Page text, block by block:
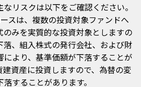
リスクは以下をご確認ください。
スは、複数の投資対象ファンドへ
のみを実質的な投資対象としますの
落、組入株式の発行会社、および財
により、基準価額が下落することが
資産に投資しますので、為替の変
することがあります。